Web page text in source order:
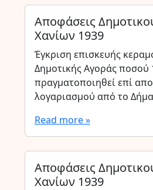
Αποφάσεις
Χανίων 1939
Έγκριση επισκευής
Δημοτικής Αγοράς ποσού
πραγματοποιηθεί επί
λογαριασμού από το
Read more »
Αποφάσεις
Χανίων 1939